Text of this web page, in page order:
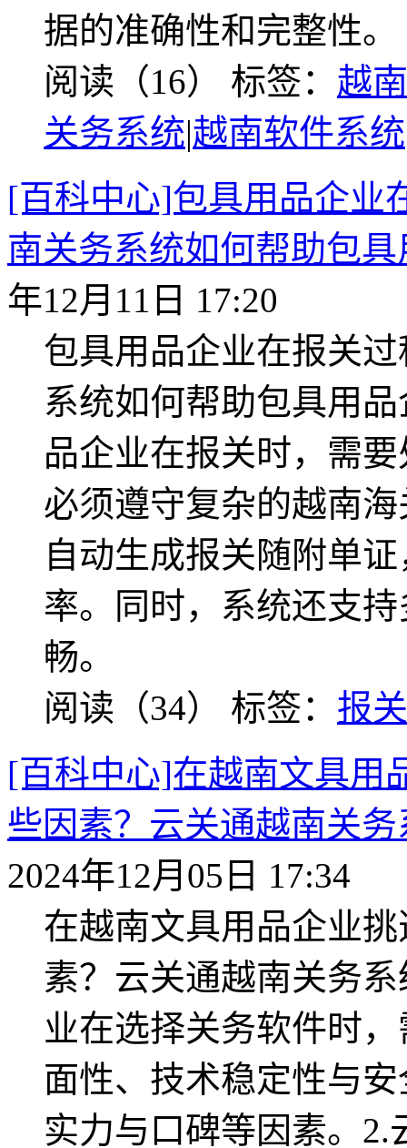
据的准确性和完整性。
阅读（16） 标签： 越
关务系统|越南软件系统
[百科中心]包具用品企业
南关务系统如何帮助包
年12月11日 17:20
包具用品企业在报关
系统如何帮助包具用
品企业在报关时，需
必须遵守复杂的越南
自动生成报关随附单
率。同时，系统还支
畅。
阅读（34） 标签： 报
[百科中心]在越南文具用
些因素？云关通越南关
2024年12月05日 17:34
在越南文具用品企业
素？云关通越南关务
业在选择关务软件时
面性、技术稳定性与
实力与口碑等因素。